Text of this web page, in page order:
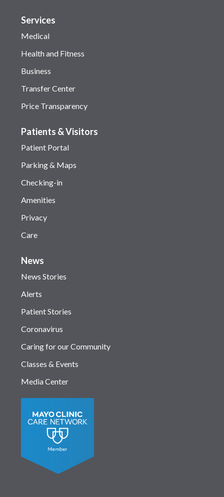
Services
Medical
Health and Fitness
Business
Transfer Center
Price Transparency
Patients & Visitors
Patient Portal
Parking & Maps
Checking-in
Amenities
Privacy
Care
News
News Stories
Alerts
Patient Stories
Coronavirus
Caring for our Community
Classes & Events
Media Center